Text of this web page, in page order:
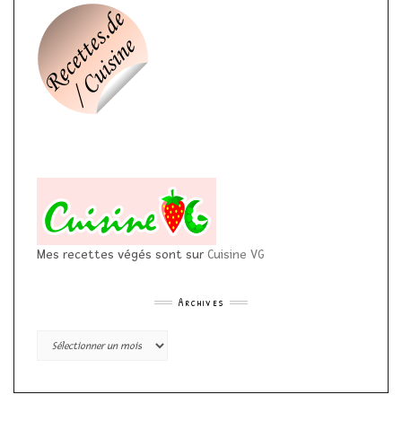
Mes recettes végés sont sur Cuisine VG
Archives
Archives